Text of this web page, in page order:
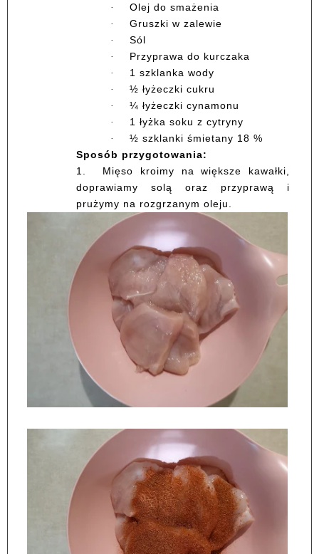
· Olej do smażenia
· Gruszki w zalewie
· Sól
· Przyprawa do kurczaka
· 1 szklanka wody
· ½ łyżeczki cukru
· ¼ łyżeczki cynamonu
· 1 łyżka soku z cytryny
·
½ szklanki śmietany 18 %
Sposób przygotowania:
1.
Mięso kroimy na większe kawałki,
doprawiamy solą oraz przyprawą i
prużymy na rozgrzanym oleju.